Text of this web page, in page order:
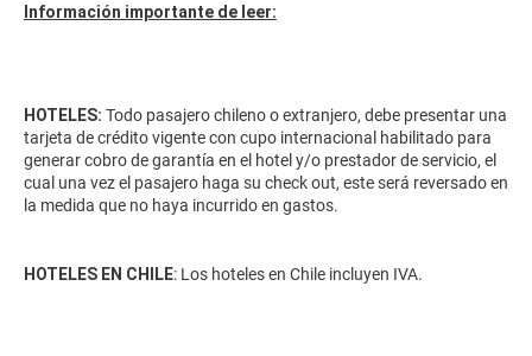
Información importante de leer:
HOTELES: Todo pasajero chileno o extranjero, debe presentar una
tarjeta de crédito vigente con cupo internacional habilitado para
generar cobro de garantía en el hotel y/o prestador de servicio, el
cual una vez el pasajero haga su check out, este será reversado en
la medida que no haya incurrido en gastos.
HOTELES EN CHILE: Los hoteles en Chile incluyen IVA.